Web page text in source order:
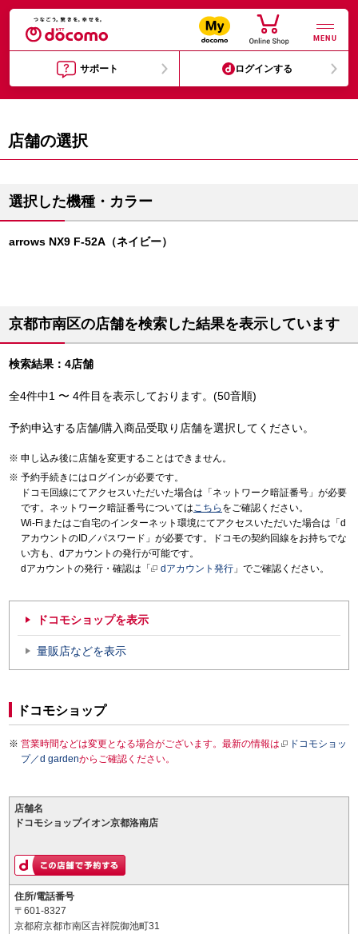
MENU
サポート ログインする
店舗の選択
選択した機種・カラー
arrows NX9 F-52A（ネイビー）
京都市南区の店舗を検索した結果を表示しています
検索結果：4店舗
全4件中1 〜 4件目を表示しております。(50音順)
予約申込する店舗/購入商品受取り店舗を選択してください。
申し込み後に店舗を変更することはできません。
予約手続きにはログインが必要です。
ドコモ回線にてアクセスいただいた場合は「ネットワーク暗証番号」が必要
です。ネットワーク暗証番号についてはこちら をご確認ください。
Wi-Fiまたはご自宅のインターネット環境にてアクセスいただいた場合は「d
アカウントのID／パスワード」が必要です。ドコモの契約回線をお持ちでな
い方も、dアカウントの発行が可能です。
dアカウントの発行・確認は「
dアカウント発行 」でご確認ください。
ドコモショップを表示
量販店などを表示
ドコモショップ
営業時間などは変更となる場合がございます。最新の情報は
ドコモショッ
プ／d gardenからご確認ください。
店舗名
ドコモショップイオン京都洛南店
住所/電話番号
〒601-8327
京都府京都市南区吉祥院御池町31